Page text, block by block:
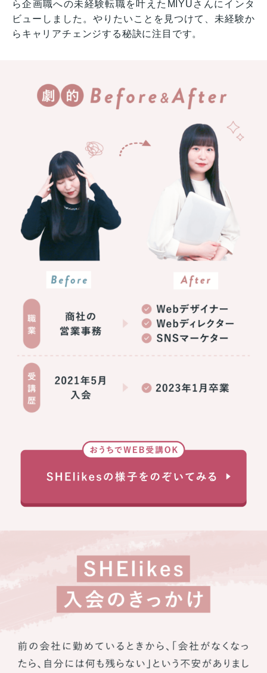
ら企画職への未経験転職を叶えたMIYUさんにインタ
ビューしました。やりたいことを見つけて、未経験か
らキャリアチェンジする秘訣に注目です。